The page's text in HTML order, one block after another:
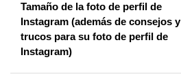
Tamaño de la foto de perfil de
Instagram (además de consejos y
trucos para su foto de perfil de
Instagram)